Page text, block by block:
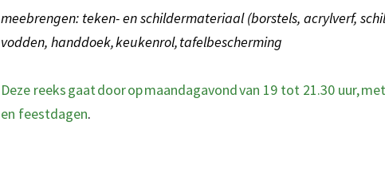
meebrengen: teken- en schildermateriaal (borstels, acrylverf,
vodden, handdoek, keukenrol, tafelbescherming
Deze reeks gaat door op maandagavond van 19 tot 21.30 uur,
en feestdagen.